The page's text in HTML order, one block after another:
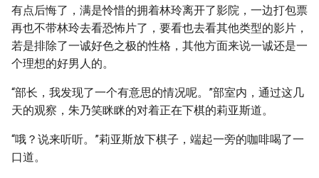
有点后悔了，满是怜惜的拥着林玲离开了影院，一边打包票
再也不带林玲去看恐怖片了，要看也去看其他类型的影片，
若是排除了一诚好色之极的性格，其他方面来说一诚还是一
个理想的好男人的。
“部长，我发现了一个有意思的情况呢。”部室内，通过这几
天的观察，朱乃笑眯眯的对着正在下棋的莉亚斯道。
“哦？说来听听。”莉亚斯放下棋子，端起一旁的咖啡喝了一
口道。